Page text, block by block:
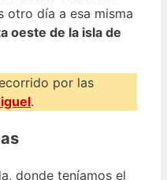
otro día a esa misma
oeste de la isla de
por las
.
donde teníamos el